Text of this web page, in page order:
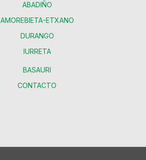
ABADIÑO
AMOREBIETA-ETXANO
DURANGO
IURRETA
BASAURI
CONTACTO